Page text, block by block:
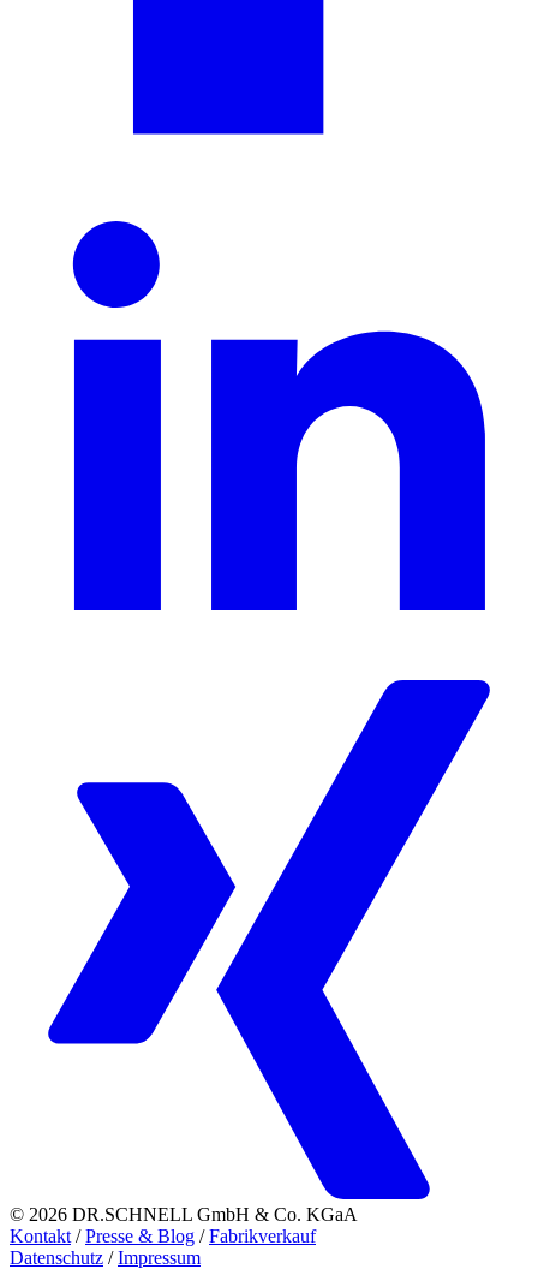
© 2026 DR.SCHNELL GmbH & Co. KGaA
Kontakt / Presse & Blog / Fabrikverkauf
Datenschutz / Impressum